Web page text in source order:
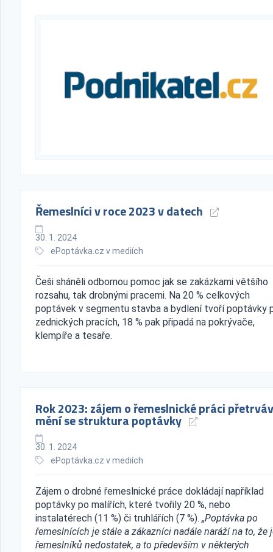
Řemeslníci v roce 2023 v datech
30. 1. 2024
ePoptávka.cz v mediích
Češi sháněli odbornou pomoc jak se zakázkami většího
rozsahu, tak drobnými pracemi. Na 20 % celkových
poptávek v segmentu stavba a bydlení tvoří poptávky
zednických pracích, 18 % pak připadá na pokrývače,
klempíře a tesaře.
Rok 2023: zájem o řemeslnické práci
mění se struktura poptávky
30. 1. 2024
ePoptávka.cz v mediích
Zájem o drobné řemeslnické práce dokládají například
poptávky po malířích, které tvořily 20 %, nebo
instalatérech (11 %) či truhlářích (7 %). „Poptávka po
řemeslnících je stále a zákazníci nadále naráží na to, že
řemeslníků nedostatek, a to především v některých